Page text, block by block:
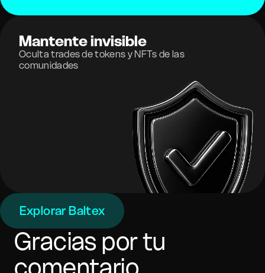
Mantente invisible
Oculta trades de tokens y NFTs de las
comunidades
Explorar Baltex
Gracias por tu